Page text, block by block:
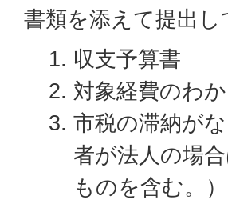
書類を添えて提出し
収支予算書
対象経費のわ
市税の滞納が
者が法人の場
ものを含む。）